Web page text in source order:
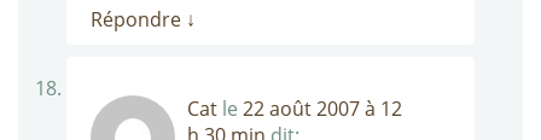
Répondre ↓
Cat le 22 août 2007 à 12